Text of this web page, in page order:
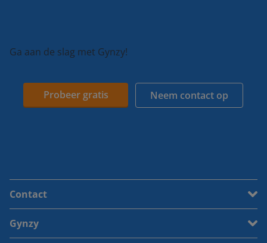
Ga aan de slag met Gynzy!
Probeer gratis Neem contact op
Contact
Gynzy